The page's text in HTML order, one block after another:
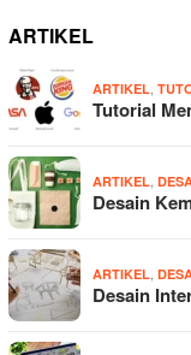
ARTIKEL
ARTIKEL
Tutorial
ARTIKEL
Desain
ARTIKEL
Desain